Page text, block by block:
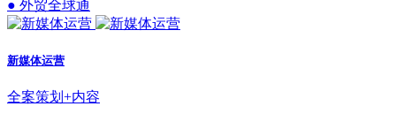
● 外贸全球通
新媒体运营
全案策划+内容